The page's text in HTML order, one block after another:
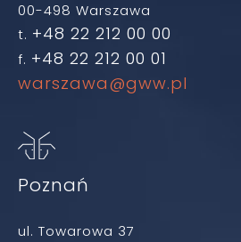
00-498 Warszawa
t. +48 22 212 00 00
f. +48 22 212 00 01
warszawa@gww.pl
Poznań
ul. Towarowa 37